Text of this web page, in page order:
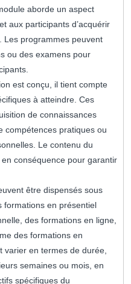
aborde un aspect
aux participants d’acquérir
Les programmes peuvent
ou des examens pour
est conçu, il tient compte
à atteindre. Ces
de connaissances
compétences pratiques ou
Le contenu du
conséquence pour garantir
être dispensés sous
formations en présentiel
des formations en ligne,
des formations en
en termes de durée,
semaines ou mois, en
spécifiques du